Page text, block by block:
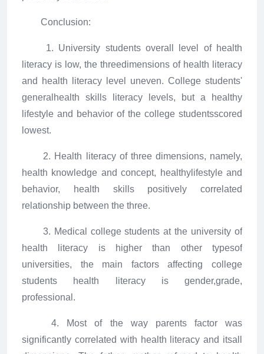
Conclusion:
1. University students overall level of health
literacy is low, the threedimensions of health literacy
and health literacy level uneven. College students'
generalhealth skills literacy levels, but a healthy
lifestyle and behavior of the college studentsscored
lowest.
2. Health literacy of three dimensions, namely,
health knowledge and concept, healthylifestyle and
behavior, health skills positively correlated
relationship between the three.
3. Medical college students at the university of
health literacy is higher than other typesof
universities, the main factors affecting college
students health literacy is gender,grade,
professional.
4. Most of the way parents factor was
significantly correlated with health literacy and itsall